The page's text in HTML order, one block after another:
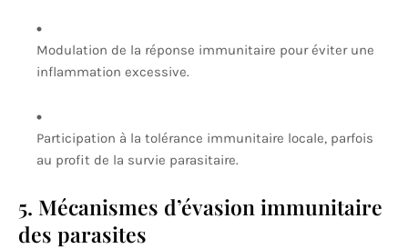
Modulation de la réponse immunitaire pour éviter une
inflammation excessive.
Participation à la tolérance immunitaire locale, parfois
au profit de la survie parasitaire.
5. Mécanismes d’évasion immunitaire
des parasites